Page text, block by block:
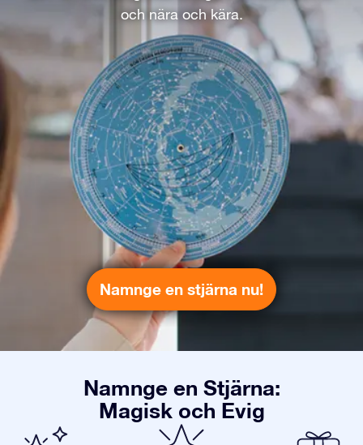
och nära och kära.
Namnge en stjärna nu!
Namnge en Stjärna:
Magisk och Evig